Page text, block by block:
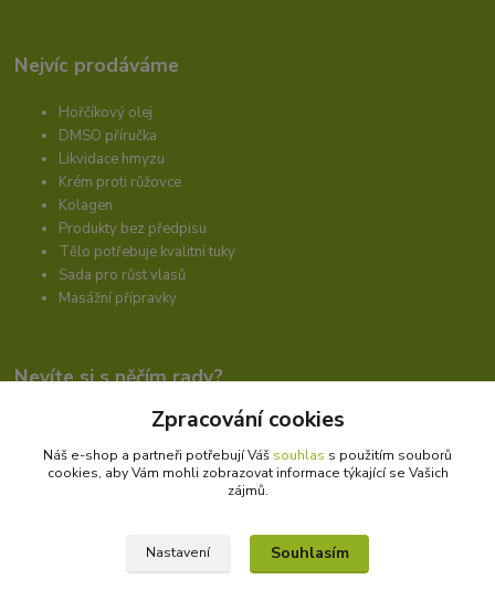
Nejvíc prodáváme
Hořčíkový olej
DMSO příručka
Likvidace hmyzu
Krém proti růžovce
Kolagen
Produkty bez předpisu
Tělo potřebuje kvalitní tuky
Sada pro růst vlasů
Masážní přípravky
Nevíte si s něčím rady?
Libuše Hejna
+420 606 912 887
info@bioprotebe.cz
Zpracování cookies
Náš e-shop a partneři potřebují Váš souhlas s použitím souborů
cookies, aby Vám mohli zobrazovat informace týkající se Vašich
zájmů.
Nastavení Souhlasím